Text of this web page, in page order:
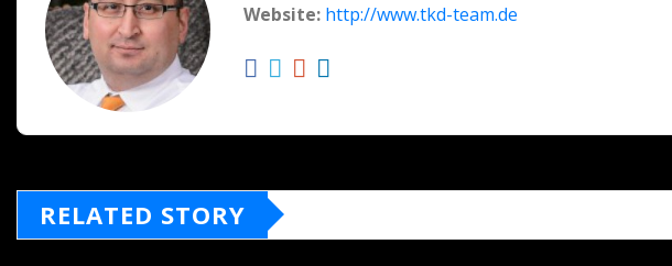
Website: http://www.tkd-team.de
RELATED STORY